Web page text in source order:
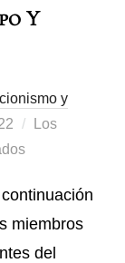
Y
y
Los
miembros
del